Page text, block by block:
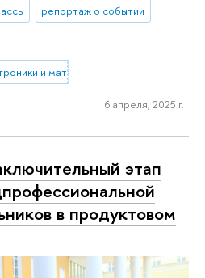
репортаж о событии
и математики им. А.Н. Тихонова
6 апреля, 2025 г.
этап
в продуктовом